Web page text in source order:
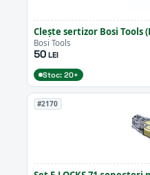
Clește sertizor Bosi Tools
Bosi Tools
50LEI
Stoc: 20+
#2170